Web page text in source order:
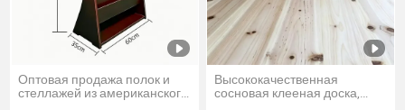
Оптовая продажа полок и
стеллажей из американского
Высококачественная
сосновая клееная доска,